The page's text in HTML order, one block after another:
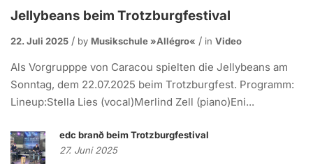
Jellybeans beim Trotzburgfestival
22. Juli 2025 by Musikschule »allégro« in Video
Als Vorgrupppe von Caracou spielten die Jellybeans am
Sonntag, dem 22.07.2025 beim Trotzburgfest. Programm:
Lineup:Stella Lies (vocal)Merlind Zell (piano)Eni...
edc branð beim Trotzburgfestival
27. Juni 2025